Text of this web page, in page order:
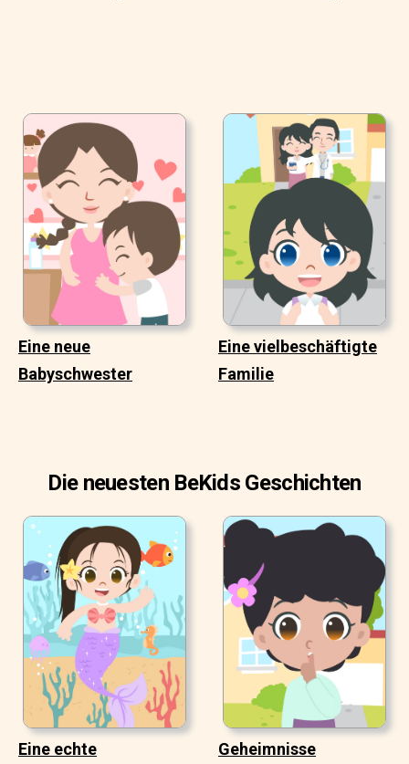
Eine neue
Babyschwester
Eine vielbeschäftigte
Familie
Die neuesten BeKids Geschichten
Eine echte Geheimnisse